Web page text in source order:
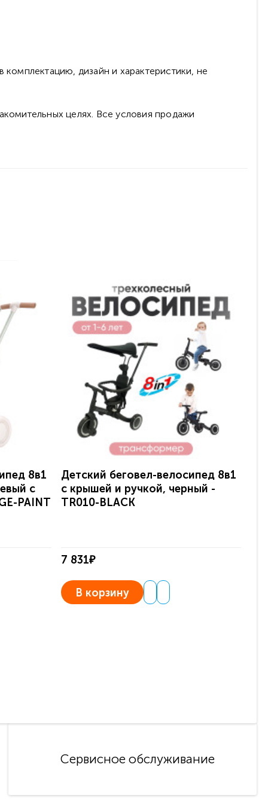
дизайн и характеристики, не
целях. Все условия продажи
8в1
с
PAINT
Детский беговел-велосипед 8в1
с крышей и ручкой, черный -
TR010-BLACK
7 831₽
В корзину
Сервисное обслуживание